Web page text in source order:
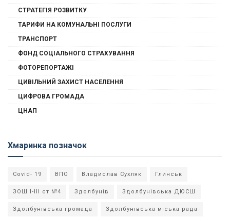
СТРАТЕГІЯ РОЗВИТКУ
ТАРИФИ НА КОМУНАЛЬНІ ПОСЛУГИ
ТРАНСПОРТ
ФОНД СОЦІАЛЬНОГО СТРАХУВАННЯ
ФОТОРЕПОРТАЖІ
ЦИВІЛЬНИЙ ЗАХИСТ НАСЕЛЕННЯ
ЦИФРОВА ГРОМАДА
ЦНАП
Хмаринка позначок
Covid- 19 ВПО Владислав Сухляк Глинськ
ЗОШ І-ІІІ ст №4 Здолбунів Здолбунівська ДЮСШ
Здолбунівська громада Здолбунівська міська рада